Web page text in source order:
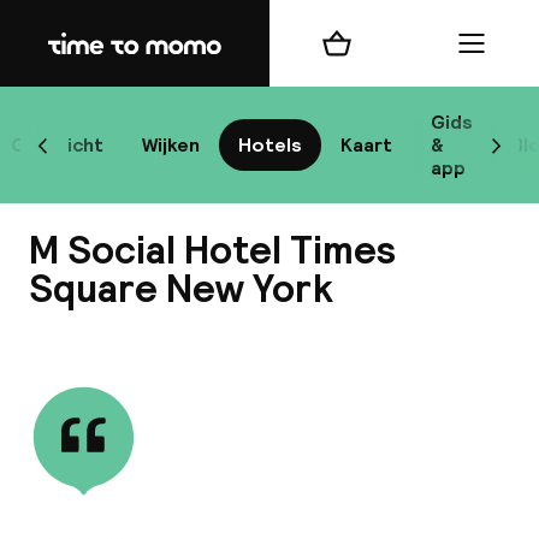
Home
Overzicht Wijken Hotels Kaart
Gids
&
app
Scroll naar links
Winkelmand Menu
M Social Hotel Times
Square New York